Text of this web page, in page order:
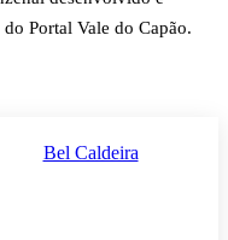
Portal Vale do Capão.